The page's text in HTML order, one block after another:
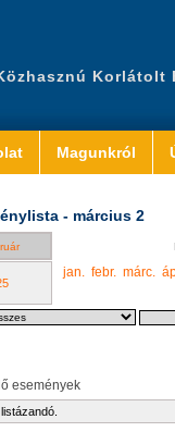
Korlátolt
Magunkról
- március 2
jan. febr. márc.
események